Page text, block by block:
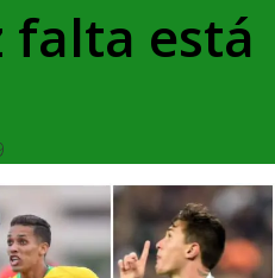
falta está